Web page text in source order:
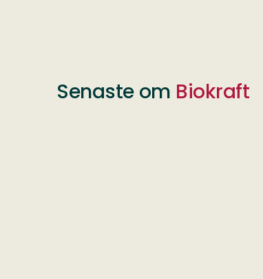
Senaste om Biokraft